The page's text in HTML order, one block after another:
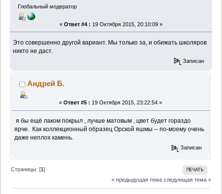
Глобальный модератор
« Ответ #4 : 19 Октября 2015, 20:10:09 »
Это совершенно другой вариант. Мы только за, и обижать школяров
никто не даст.
Записан
Андрей Б.
« Ответ #5 : 19 Октября 2015, 23:22:54 »
я бы ещё лаком покрыл , лучше матовым , цвет будет гораздо
ярче. Как коллекционный образец Орской яшмы -- по-моему очень
даже неплох камень.
Записан
ПЕЧАТЬ
Страницы: [1]
« предыдущая тема следующая тема »